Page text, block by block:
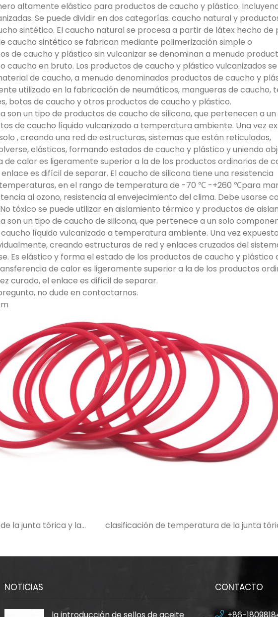
altamente elástico para productos de caucho y plástico.
Se puede dividir en dos categorías: caucho natural y
sintético. El caucho natural se procesa a partir de látex hecho de
caucho sintético se fabrican mediante polimerización simple o
de caucho y plástico sin vulcanizar se denominan a menudo
caucho en bruto. Los productos de caucho y plástico vulcanizados se
de caucho, a menudo denominados productos de caucho y
utilizado en la fabricación de neumáticos, mangueras de caucho,
botas de caucho y otros productos de caucho y plástico.
son un tipo de productos de caucho de silicona, que pertenecen a un
de caucho líquido vulcanizado a temperatura ambiente. Una vez
, creando una red de estructuras, sistemas que están reticulados,
elásticos, formando estados de caucho y plástico y uniendo
calor es ligeramente superior a la de los productos ordinarios de
es difícil de separar. El caucho de silicona tiene una resistencia
en el rango de temperatura de -70 ℃ -+260 ℃para
al ozono, resistencia al envejecimiento del clima. Debe usarse
tóxico se puede utilizar en aislamiento térmico y productos de
son un tipo de caucho de silicona, que pertenece a un solo
líquido vulcanizado a temperatura ambiente. Una vez
creando estructuras de red y enlaces cruzados del
Es elástico y forma el estado de los productos de caucho y plástico
de calor es ligeramente superior a la de los productos
curado, el enlace es difícil de separar.
no dude en contactarnos.
la junta tórica y la
clasificación de temperatura de la junta
NOTICIAS CONTACTO